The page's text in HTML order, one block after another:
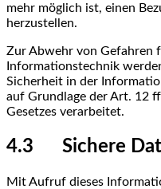
mehr möglich ist, einen
herzustellen.
Zur Abwehr von Gefahren
Informationstechnik
Sicherheit in der
auf Grundlage der Art. 12
Gesetzes verarbeitet.
4.3 Sichere
Mit Aufruf dieses